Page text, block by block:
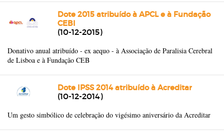
Dote 2015 atribuído à APCL e à Fundação
CEBI
(10-12-2015)
Donativo anual atribuído - ex aequo - à Associação de Paralisia Cerebral
de Lisboa e à Fundação CEB
Dote IPSS 2014 atribuído à Acreditar
(10-12-2014)
Um gesto simbólico de celebração do vigésimo aniversário da Acreditar